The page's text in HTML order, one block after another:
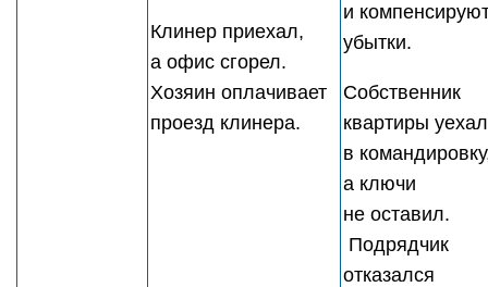
Клинер приехал,
а офис сгорел.
Хозяин оплачивает
проезд клинера.
и
убытки.
Собственник
квартиры уехал
в
а ключи
не оставил.
Подрядчик
отказался